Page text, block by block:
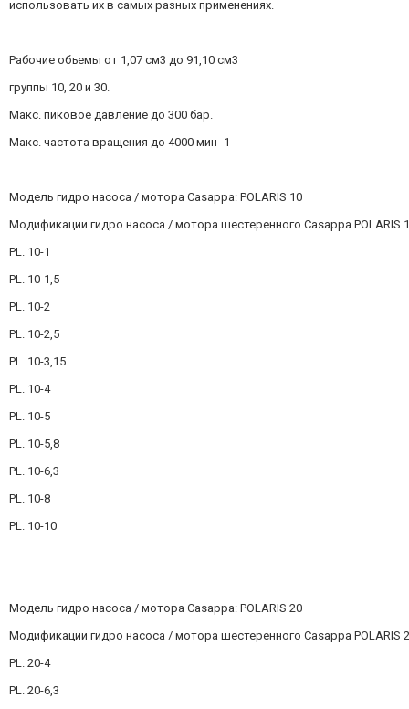
использовать их в самых разных применениях.
Рабочие объемы от 1,07 см3 до 91,10 см3
группы 10, 20 и 30.
Макс. пиковое давление до 300 бар.
Макс. частота вращения до 4000 мин -1
Модель гидро насоса / мотора Casappa: POLARIS 10
Модификации гидро насоса / мотора шестеренного Casappa POLARIS
PL. 10-1
PL. 10-1,5
PL. 10-2
PL. 10-2,5
PL. 10-3,15
PL. 10-4
PL. 10-5
PL. 10-5,8
PL. 10-6,3
PL. 10-8
PL. 10-10
Модель гидро насоса / мотора Casappa: POLARIS 20
Модификации гидро насоса / мотора шестеренного Casappa POLARIS
PL. 20-4
PL. 20-6,3